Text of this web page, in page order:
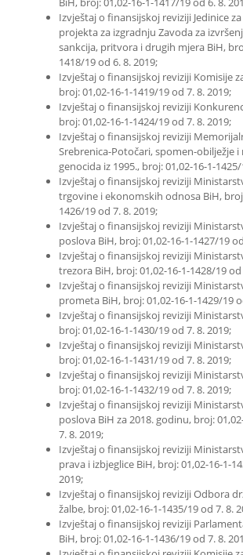
Izvještaj o finansijskoj reviziji Jedinice
projekta za izgradnju Zavoda za
sankcija, pritvora i drugih mjera BiH,
1418/19 od 6. 8. 2019;
Izvještaj o finansijskoj reviziji Komisije
broj: 01,02-16-1-1419/19 od 7. 8. 2019;
Izvještaj o finansijskoj reviziji
broj: 01,02-16-1-1424/19 od 7. 8. 2019;
Izvještaj o finansijskoj reviziji
Srebrenica-Potočari, spomen-obilježje i
genocida iz 1995., broj: 01,02-16-1-
Izvještaj o finansijskoj reviziji
trgovine i ekonomskih odnosa BiH,
1426/19 od 7. 8. 2019;
Izvještaj o finansijskoj reviziji
poslova BiH, broj: 01,02-16-1-1427/19
Izvještaj o finansijskoj reviziji
trezora BiH, broj: 01,02-16-1-1428/19 od
Izvještaj o finansijskoj reviziji
prometa BiH, broj: 01,02-16-1-1429/19
Izvještaj o finansijskoj reviziji
broj: 01,02-16-1-1430/19 od 7. 8. 2019;
Izvještaj o finansijskoj reviziji
broj: 01,02-16-1-1431/19 od 7. 8. 2019;
Izvještaj o finansijskoj reviziji
broj: 01,02-16-1-1432/19 od 7. 8. 2019;
Izvještaj o finansijskoj reviziji
poslova BiH za 2018. godinu, broj:
7. 8. 2019;
Izvještaj o finansijskoj reviziji
prava i izbjeglice BiH, broj: 01,02-16-1-
2019;
Izvještaj o finansijskoj reviziji Odbora
žalbe, broj: 01,02-16-1-1435/19 od 7. 8.
Izvještaj o finansijskoj reviziji
BiH, broj: 01,02-16-1-1436/19 od 7. 8.